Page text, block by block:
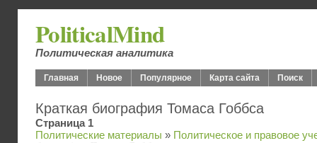
PoliticalMind
Политическая аналитика
Главная Новое Популярное Карта сайта Поиск
Краткая биография Томаса Гоббса
Страница 1
Политические материалы » Политическое и правовое